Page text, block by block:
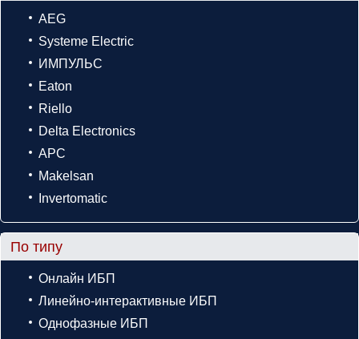
AEG
Systeme Electric
ИМПУЛЬС
Eaton
Riello
Delta Electronics
APC
Makelsan
Invertomatic
По типу
Онлайн ИБП
Линейно-интерактивные ИБП
Однофазные ИБП